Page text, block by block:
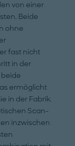
von einer
Beide
ohne
fast nicht
in der
ermöglicht
in der Fabrik.
Scan-
inzwischen